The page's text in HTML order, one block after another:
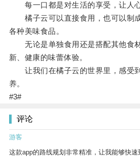
每一口都是对生活的享受，让人心
橘子云可以直接食用，也可以制
各种美味食品。
无论是单独食用还是搭配其他食
新、健康的味蕾体验。
让我们在橘子云的世界里，感受
养。
#3#
评论
游客
这款app的路线规划非常精准，让我能够快速